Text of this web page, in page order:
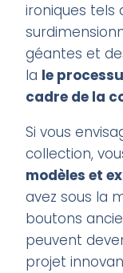
ironiques tels
géantes et
la le
cadre de la
Si vous
collection,
modèles et
avez sous la
boutons
peuvent
projet